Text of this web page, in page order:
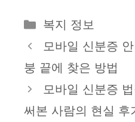
카
테
리
복지 정보
모바일 신분증
붕 끝에 찾은 방법
모바일 신분증
써본 사람의 현실 후